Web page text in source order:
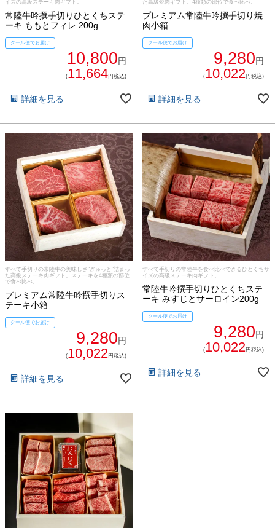
029-254-2441
受付：9:00～17:30(日曜日を除く)
お問合せフォーム
イズの高級ステーキ肉ギフト。
常陸牛吟撰手切りひとくちステ
ーキ ももとフィレ 200g
クール便でお届け
10,800円
(11,664円税込)
詳細を見る
た高級焼肉ギフト。4種類の部位で食べ比べ。
プレミアム常陸牛吟撰手切り焼
肉小箱
クール便でお届け
9,280円
(10,022円税込)
詳細を見る
すべて手切りの常陸牛の美味しさ"ぎゅっと"詰まっ
た高級ステーキ肉ギフト。ステーキを4種類の部位
で食べ比べ。
プレミアム常陸牛吟撰手切りス
テーキ小箱
クール便でお届け
9,280円
(10,022円税込)
詳細を見る
すべて手切りの常陸牛を食べ比べできるひとくちサ
イズの高級ステーキ肉ギフト。
常陸牛吟撰手切りひとくちステ
ーキ みすじとサーロイン200g
クール便でお届け
9,280円
(10,022円税込)
詳細を見る